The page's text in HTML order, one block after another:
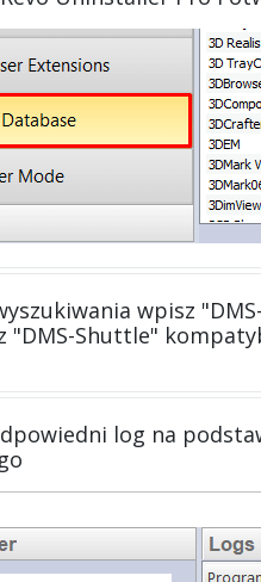
wpisz
"DMS-Shuttle"
log na